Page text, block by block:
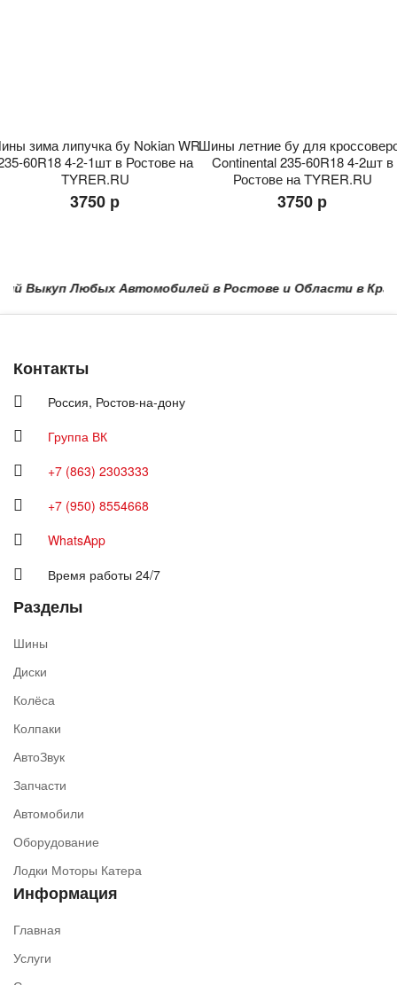
зима липучка бу Nokian WR
60R18 4-2-1шт в Ростове на
TYRER.RU
3750 р
Шины летние бу для
Continental 235-60R18 4-2шт в
Ростове на TYRER.RU
3750 р
Выкуп Любых Автомобилей в Ростове и Области в
Контакты
Россия, Ростов-на-дону
Группа ВК
+7 (863) 2303333
+7 (950) 8554668
WhatsApp
Время работы 24/7
Разделы
Шины
Диски
Колёса
Колпаки
АвтоЗвук
Запчасти
Автомобили
Оборудование
Лодки Моторы Катера
Информация
Главная
Услуги